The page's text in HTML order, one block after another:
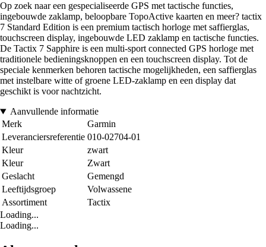
Op zoek naar een gespecialiseerde GPS met tactische functies,
ingebouwde zaklamp, beloopbare TopoActive kaarten en meer? tactix
7 Standard Edition is een premium tactisch horloge met saffierglas,
touchscreen display, ingebouwde LED zaklamp en tactische functies.
De Tactix 7 Sapphire is een multi-sport connected GPS horloge met
traditionele bedieningsknoppen en een touchscreen display. Tot de
speciale kenmerken behoren tactische mogelijkheden, een saffierglas
met instelbare witte of groene LED-zaklamp en een display dat
geschikt is voor nachtzicht.
Aanvullende informatie
Merk
Garmin
Leveranciersreferentie 010-02704-01
Kleur
zwart
Kleur
Zwart
Geslacht
Gemengd
Leeftijdsgroep
Volwassene
Assortiment
Tactix
Loading...
Loading...